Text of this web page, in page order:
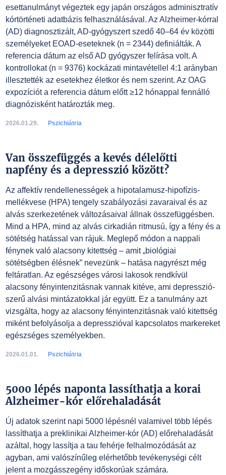
esettanulmányt végeztek egy japán országos adminisztratív
kórtörténeti adatbázis felhasználásával. Az Alzheimer-kórral
(AD) diagnosztizált, AD-gyógyszert szedő 40–64 év közötti
személyeket EOAD-eseteknek (n = 2344) definiálták. A
referencia dátum az első AD gyógyszer felírása volt. A
kontrollokat (n = 9376) kockázati mintavétellel 4:1 arányban
illesztették az esetekhez életkor és nem szerint. Az OAG
expozíciót a referencia dátum előtt ≥12 hónappal fennálló
diagnózisként határozták meg.
2026.01.29. Pszichiátria
Van összefüggés a kevés délelőtti
napfény és a depresszió között?
Az affektív rendellenességek a hipotalamusz-hipofízis-
mellékvese (HPA) tengely szabályozási zavaraival és az
alvás szerkezetének változásaival állnak összefüggésben.
Mind a HPA, mind az alvás cirkadián ritmusú, így a fény és a
sötétség hatással van rájuk. Meglepő módon a nappali
fénynek való alacsony kitettség – amit „biológiai
sötétségben élésnek” nevezünk – hatása nagyrészt még
feltáratlan. Az egészséges városi lakosok rendkívül
alacsony fényintenzitásnak vannak kitéve, ami depresszió-
szerű alvási mintázatokkal jár együtt. Ez a tanulmány azt
vizsgálta, hogy az alacsony fényintenzitásnak való kitettség
miként befolyásolja a depresszióval kapcsolatos markereket
egészséges személyekben.
2026.01.01. Pszichiátria
5000 lépés naponta lassíthatja a korai
Alzheimer-kór előrehaladását
Új adatok szerint napi 5000 lépésnél valamivel több lépés
lassíthatja a preklinikai Alzheimer-kór (AD) előrehaladását
azáltal, hogy lassítja a tau fehérje felhalmozódását az
agyban, ami valószínűleg elérhetőbb tevékenységi célt
jelent a mozgásszegény időskorúak számára.